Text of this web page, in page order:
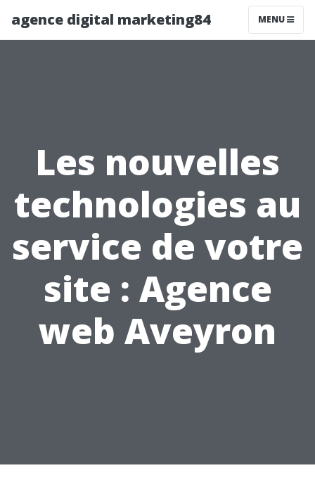
agence digital marketing84 MENU
Les nouvelles
technologies au
service de votre
site : Agence
web Aveyron